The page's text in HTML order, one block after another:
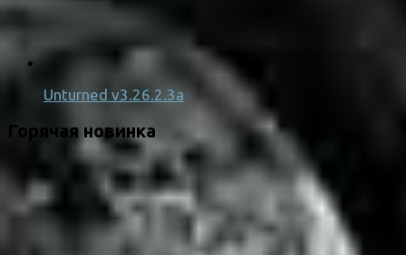
Unturned v3.26.2.3a
Горячая новинка